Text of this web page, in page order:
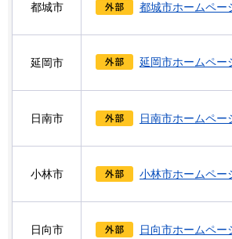
都城市 都城市ホームペー
延岡市 延岡市ホームペー
日南市 日南市ホームペ
小林市 小林市ホームペー
日向市 日向市ホームペ